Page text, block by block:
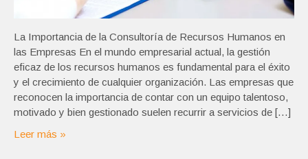
La Importancia de la Consultoría de Recursos Humanos en
las Empresas En el mundo empresarial actual, la gestión
eficaz de los recursos humanos es fundamental para el éxito
y el crecimiento de cualquier organización. Las empresas que
reconocen la importancia de contar con un equipo talentoso,
motivado y bien gestionado suelen recurrir a servicios de […]
Leer más »